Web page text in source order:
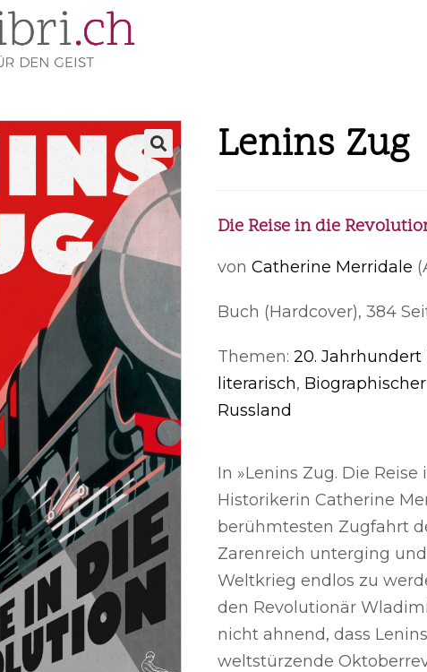
Lenins Zug
Die Reise in die
von Catherine Merridale
Buch (Hardcover), 384
Themen: 20. Jahrhundert
literarisch,
Russland
In »Lenins Zug. Die
Historikerin Catherine
berühmtesten Zugfahrt
Zarenreich unterging
Weltkrieg endlos zu
den Revolutionär
nicht ahnend, dass
weltstürzende